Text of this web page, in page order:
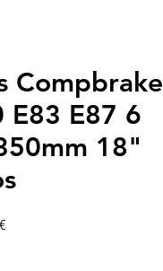
Compbrake
E83 E87 6
18"